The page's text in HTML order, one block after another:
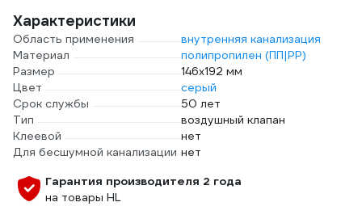
Характеристики
Область применения
внутренняя канализация
Материал
полипропилен (ПП|PP)
Размер
146х192 мм
Цвет
серый
Срок службы
50 лет
Тип
воздушный клапан
Клеевой
нет
Для бесшумной канализации нет
Гарантия производителя 2 года
на товары HL